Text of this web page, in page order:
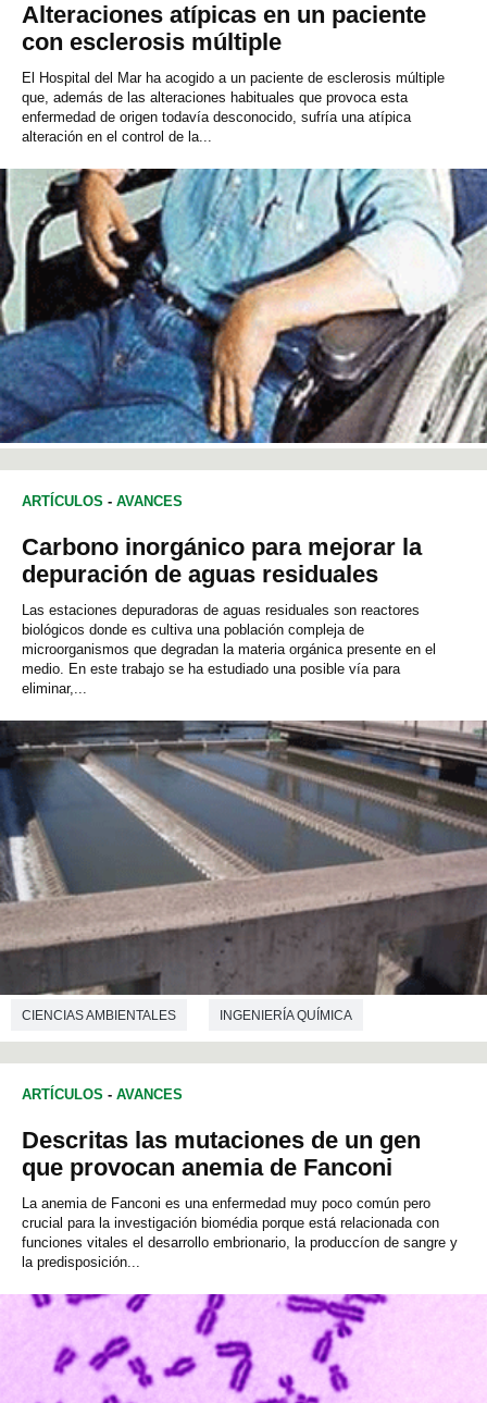
Alteraciones atípicas en un paciente
con esclerosis múltiple
El Hospital del Mar ha acogido a un paciente de esclerosis múltiple
que, además de las alteraciones habituales que provoca esta
enfermedad de origen todavía desconocido, sufría una atípica
alteración en el control de la...
ARTÍCULOS - AVANCES
Carbono inorgánico para mejorar la
depuración de aguas residuales
Las estaciones depuradoras de aguas residuales son reactores
biológicos donde es cultiva una población compleja de
microorganismos que degradan la materia orgánica presente en el
medio. En este trabajo se ha estudiado una posible vía para
eliminar,...
CIENCIAS AMBIENTALES INGENIERÍA QUÍMICA
ARTÍCULOS - AVANCES
Descritas las mutaciones de un gen
que provocan anemia de Fanconi
La anemia de Fanconi es una enfermedad muy poco común pero
crucial para la investigación biomédia porque está relacionada con
funciones vitales el desarrollo embrionario, la produccíon de sangre y
la predisposición...